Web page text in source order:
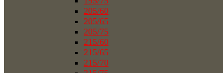
205/60
205/65
205/75
215/60
215/65
215/70